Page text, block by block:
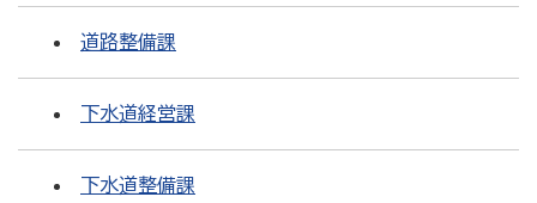
道路整備課
下水道経営課
下水道整備課